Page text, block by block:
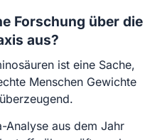
Forschung über die
aus?
ist eine Sache,
Menschen Gewichte
Analyse aus dem Jahr